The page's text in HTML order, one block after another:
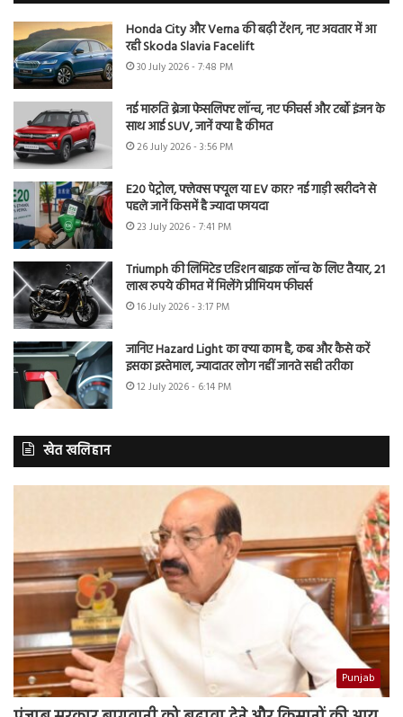
Honda City और Verna की बढ़ी टेंशन, नए अवतार में आ
रही Skoda Slavia Facelift
30 July 2026 - 7:48 PM
नई मारुति ब्रेजा फेसलिफ्ट लॉन्च, नए फीचर्स और टर्बो इंजन के
साथ आई SUV, जानें क्या है कीमत
26 July 2026 - 3:56 PM
E20 पेट्रोल, फ्लेक्स फ्यूल या EV कार? नई गाड़ी खरीदने से
पहले जानें किसमें है ज्यादा फायदा
23 July 2026 - 7:41 PM
Triumph की लिमिटेड एडिशन बाइक लॉन्च के लिए तैयार, 21
लाख रुपये कीमत में मिलेंगे प्रीमियम फीचर्स
16 July 2026 - 3:17 PM
जानिए Hazard Light का क्या काम है, कब और कैसे करें
इसका इस्तेमाल, ज्यादातर लोग नहीं जानते सही तरीका
12 July 2026 - 6:14 PM
खेत खलिहान
Punjab